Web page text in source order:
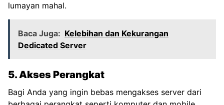
lumayan mahal.
Baca Juga: Kelebihan dan Kekurangan
Dedicated Server
5. Akses Perangkat
Bagi Anda yang ingin bebas mengakses server dari